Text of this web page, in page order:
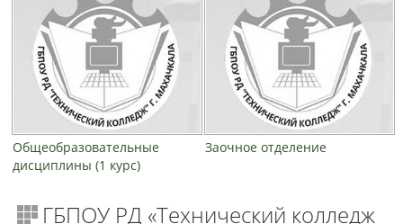
Общеобразовательные
дисциплины (1 курс)
Заочное отделение
ГБПОУ РД «Технический колледж